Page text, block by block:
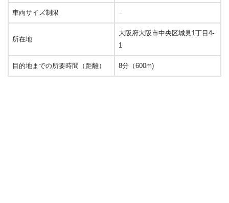
車両サイズ制限 –
所在地
大阪府大阪市中央区城見1丁目4-
1
目的地までの所要時間（距離） 8分（600m)